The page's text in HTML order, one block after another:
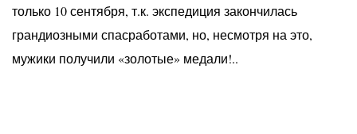
только 10 сентября, т.к. экспедиция закончилась
грандиозными спасработами, но, несмотря на это,
мужики получили «золотые» медали!..